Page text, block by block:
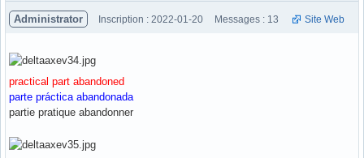
Administrator Inscription : 2022-01-20 Messages : 13 Site Web
practical part abandoned
parte práctica abandonada
partie pratique abandonner